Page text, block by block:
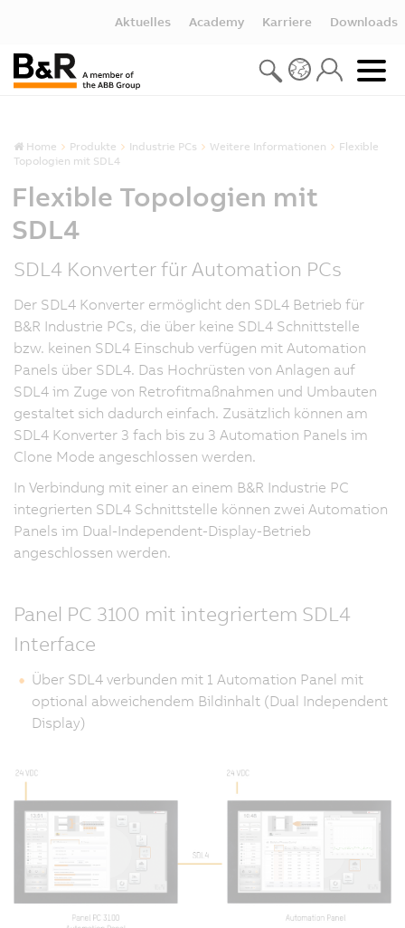
Aktuelles Academy Karriere Downloads
Home Produkte Industrie PCs Weitere Informationen
Flexible
Topologien mit SDL4
Flexible Topologien mit
SDL4
SDL4 Konverter für Automation PCs
Der SDL4 Konverter ermöglicht den SDL4 Betrieb für
B&R Industrie PCs, die über keine SDL4 Schnittstelle
bzw. keinen SDL4 Einschub verfügen mit Automation
Panels über SDL4. Das Hochrüsten von Anlagen auf
SDL4 im Zuge von Retrofitmaßnahmen und Umbauten
gestaltet sich dadurch einfach. Zusätzlich können am
SDL4 Konverter 3 fach bis zu 3 Automation Panels im
Clone Mode angeschlossen werden.
In Verbindung mit einer an einem B&R Industrie PC
integrierten SDL4 Schnittstelle können zwei Automation
Panels im Dual-Independent-Display-Betrieb
angeschlossen werden.
Panel PC 3100 mit integriertem SDL4
Interface
Über SDL4 verbunden mit 1 Automation Panel mit
optional abweichendem Bildinhalt (Dual Independent
Display)